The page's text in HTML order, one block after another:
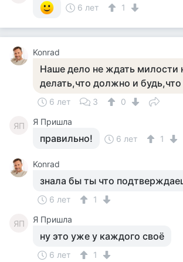
6 лет
1
Konrad
Наше дело не ждать милости
делать,что должно и будь,что
6 лет 3 0
ЯП Я Пришла
правильно! 6 лет 1
Konrad
знала бы ты что
6 лет 1
ЯП Я Пришла
ну это уже у каждого своё
6 лет 1